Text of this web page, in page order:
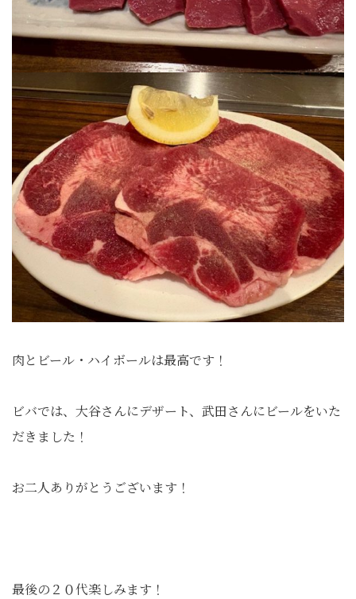
肉とビール・ハイボールは最高です！
ビバでは、大谷さんにデザート、武田さんにビールをいた
だきました！
お二人ありがとうございます！
最後の２０代楽しみます！